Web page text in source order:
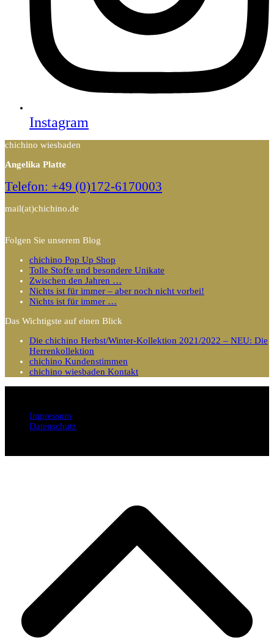
Instagram
chichino wiesbaden
Angelika Platte
Telefon: +49 (0)172-6170003
mail(at)chichino.de
Folgen Sie unserem Blog
chichino Pop Up Shop
Tolle Stoffe und besondere Unikate
Zwischen den Jahren …
Nichts ist für immer – aber noch nicht vorbei!
Nichts ist für immer …
Das Wichtigste auf einen Blick
Die chichino Herbst/Winter-Kollektion 2021/2022 – NEU: Die
Herrenkollektion
chichino Kundenstimmen
chichino wiesbaden Kontakt
Impressum
Datenschutz